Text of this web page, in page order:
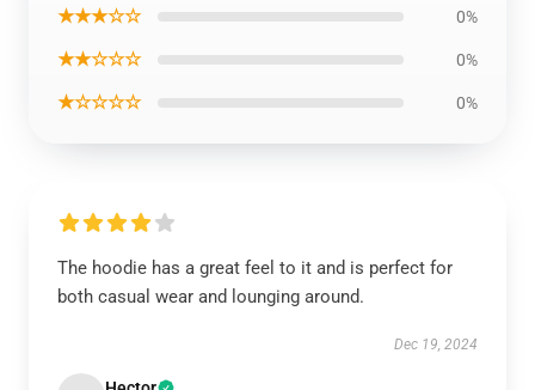
★★★☆☆ 0%
★★☆☆☆ 0%
★☆☆☆☆ 0%
The hoodie has a great feel to it and is perfect for
both casual wear and lounging around.
Dec 19, 2024